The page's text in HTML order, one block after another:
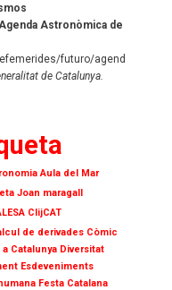
Agenda Astronòmica de
futuro/agend
de Catalunya.
Aula del Mar
Joan maragall
ClijCAT
de derivades Còmic
Catalunya Diversitat
Esdeveniments
Festa Catalana